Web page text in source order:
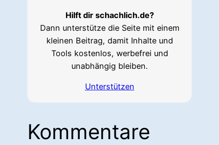
Hilft dir schachlich.de?
Dann unterstütze die Seite mit einem
kleinen Beitrag, damit Inhalte und
Tools kostenlos, werbefrei und
unabhängig bleiben.
Unterstützen
Kommentare